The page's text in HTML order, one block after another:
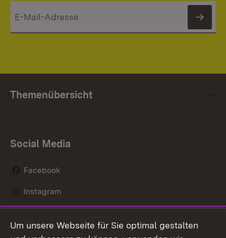
Themenübersicht
Social Media
Facebook
Instagram
Mastodon
Um unsere Webseite für Sie optimal gestalten